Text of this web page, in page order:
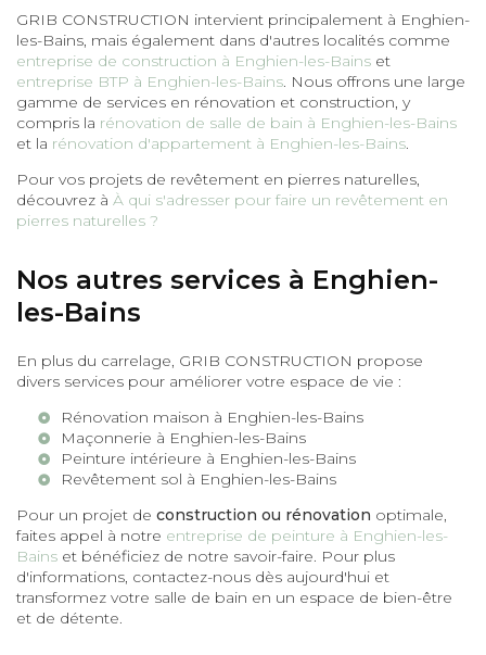
GRIB CONSTRUCTION intervient principalement à Enghien-
les-Bains, mais également dans d'autres localités comme
entreprise de construction à Enghien-les-Bains et
entreprise BTP à Enghien-les-Bains. Nous offrons une large
gamme de services en rénovation et construction, y
compris la rénovation de salle de bain à Enghien-les-Bains
et la rénovation d'appartement à Enghien-les-Bains.
Pour vos projets de revêtement en pierres naturelles,
découvrez à À qui s'adresser pour faire un revêtement en
pierres naturelles ?
Nos autres services à Enghien-
les-Bains
En plus du carrelage, GRIB CONSTRUCTION propose
divers services pour améliorer votre espace de vie :
Rénovation maison à Enghien-les-Bains
Maçonnerie à Enghien-les-Bains
Peinture intérieure à Enghien-les-Bains
Revêtement sol à Enghien-les-Bains
Pour un projet de construction ou rénovation optimale,
faites appel à notre entreprise de peinture à Enghien-les-
Bains et bénéficiez de notre savoir-faire. Pour plus
d'informations, contactez-nous dès aujourd'hui et
transformez votre salle de bain en un espace de bien-être
et de détente.